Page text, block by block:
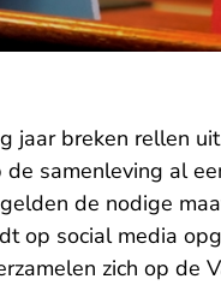
jaar breken rellen
samenleving al
de nodige
op social media
zich op de